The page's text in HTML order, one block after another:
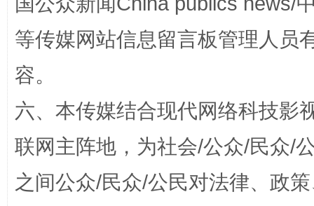
扯下公款旅游的“隐身衣” 如何以
等传媒网站信息留言板管理人员
容。
六、本传媒结合现代网络科技影
联网主阵地，为社会/公众/民众/
之间公众/民众/公民对法律、政